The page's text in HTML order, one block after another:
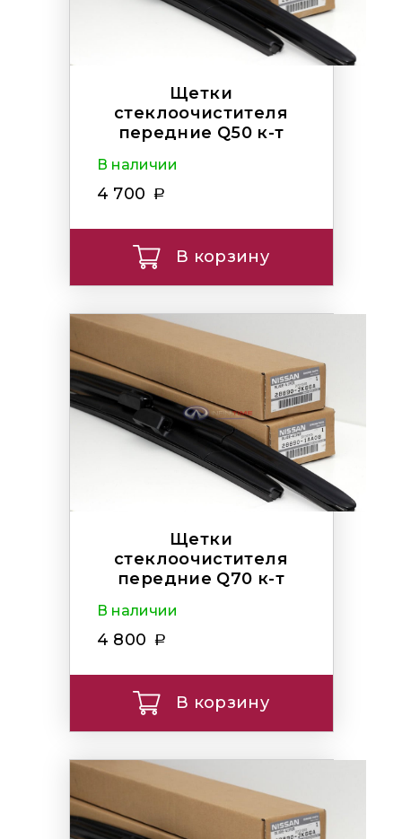
Щетки
стеклоочистителя
передние Q50 к-т
В наличии
4 700
В корзину
Щетки
стеклоочистителя
передние Q70 к-т
В наличии
4 800
В корзину